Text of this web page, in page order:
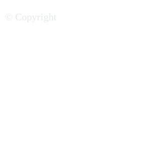
pour investir au Nigeria
© Copyright